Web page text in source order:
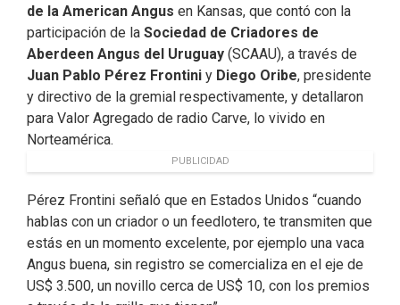
de la American Angus en Kansas, que contó con la
participación de la Sociedad de Criadores de
Aberdeen Angus del Uruguay (SCAAU), a través de
Juan Pablo Pérez Frontini y Diego Oribe, presidente
y directivo de la gremial respectivamente, y detallaron
para Valor Agregado de radio Carve, lo vivido en
Norteamérica.
PUBLICIDAD
Pérez Frontini señaló que en Estados Unidos “cuando
hablas con un criador o un feedlotero, te transmiten que
estás en un momento excelente, por ejemplo una vaca
Angus buena, sin registro se comercializa en el eje de
US$ 3.500, un novillo cerca de US$ 10, con los premios